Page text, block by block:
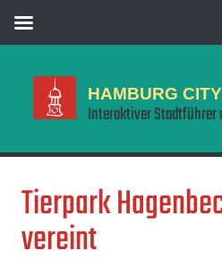
HAMBURG
Interaktiver Stadtführer
Tierpark
vereint